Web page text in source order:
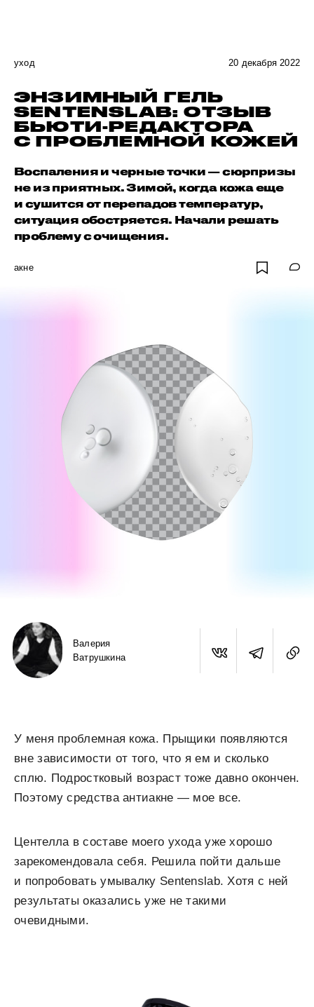
уход 20 декабря 2022
ЭНЗИМНЫЙ ГЕЛЬ
SENTENSLAB: ОТЗЫВ
БЬЮТИ-РЕДАКТОРА
С ПРОБЛЕМНОЙ КОЖЕЙ
Воспаления и черные точки — сюрпризы
не из приятных. Зимой, когда кожа еще
и сушится от перепадов температур,
ситуация обостряется. Начали решать
проблему с очищения.
акне
Валерия
Ватрушкина
У меня проблемная кожа. Прыщики появляются
вне зависимости от того, что я ем и сколько
сплю. Подростковый возраст тоже давно окончен.
Поэтому средства антиакне — мое все.
Центелла в составе моего ухода уже хорошо
зарекомендовала себя. Решила пойти дальше
и попробовать умывалку Sentenslab. Хотя с ней
результаты оказались уже не такими
очевидными.